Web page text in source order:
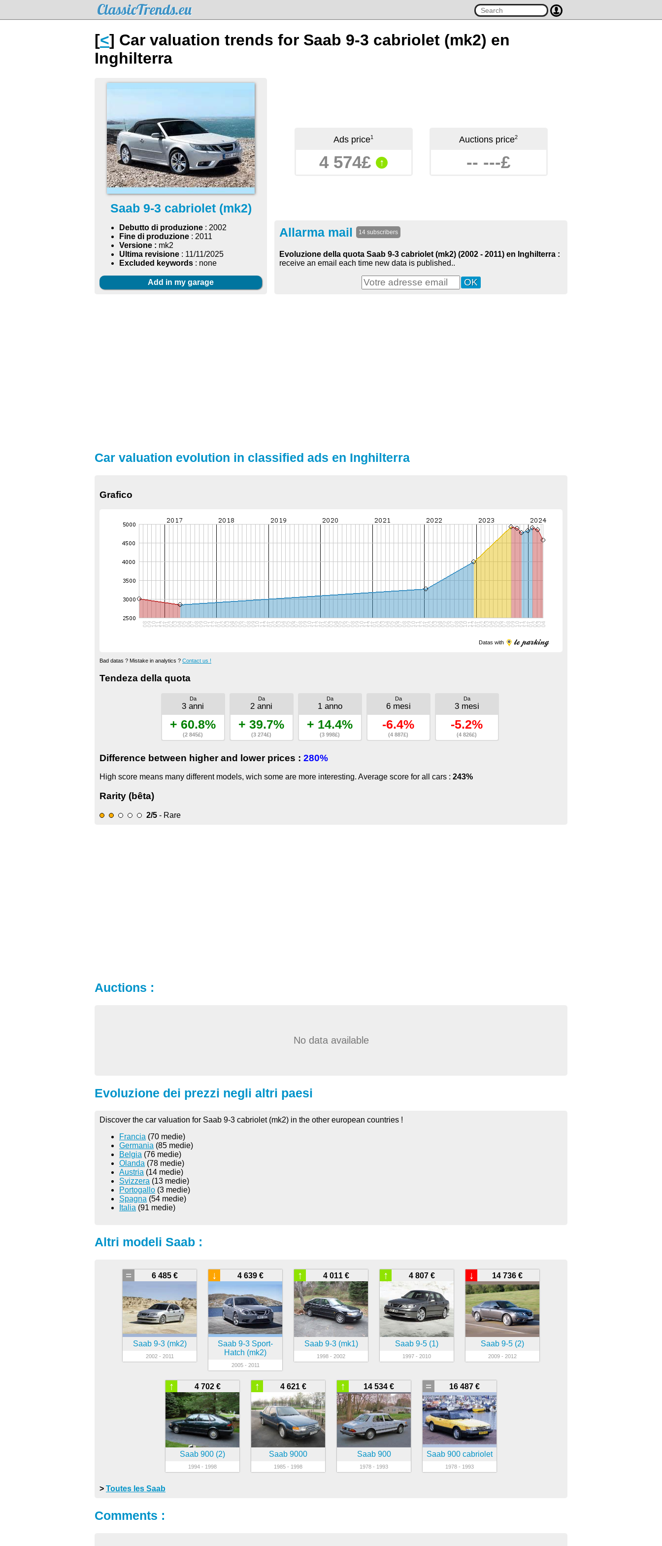
ClassicTrends.eu
[<] Car valuation trends for Saab 9-3 cabriolet (mk2) en
Inghilterra
Saab 9-3 cabriolet (mk2)
Debutto di produzione : 2002
Fine di produzione : 2011
Versione : mk2
Ultima revisione : 11/11/2025
Excluded keywords : none
Add in my garage
Ads price1
4 574£ ↑
Auctions price2
-- ---£
Allarma mail 14 subscribers
Evoluzione della quota Saab 9-3 cabriolet (mk2) (2002 - 2011) en Inghilterra :
receive an email each time new data is published..
Car valuation evolution in classified ads en Inghilterra
Grafico
Datas with
Bad datas ? Mistake in analytics ? Contact us !
Tendeza della quota
Da
3 anni
+ 60.8%
(2 845£)
Da
2 anni
+ 39.7%
(3 274£)
Da
1 anno
+ 14.4%
(3 998£)
Da
6 mesi
-6.4%
(4 887£)
Da
3 mesi
-5.2%
(4 826£)
Difference between higher and lower prices : 280%
High score means many different models, wich some are more interesting. Average score for all cars : 243%
Rarity (bêta)
2/5 - Rare
Auctions :
No data available
Evoluzione dei prezzi negli altri paesi
Discover the car valuation for Saab 9-3 cabriolet (mk2) in the other european countries !
Francia (70 medie)
Germania (85 medie)
Belgia (76 medie)
Olanda (78 medie)
Austria (14 medie)
Svizzera (13 medie)
Portogallo (3 medie)
Spagna (54 medie)
Italia (91 medie)
Altri modeli Saab :
6 485 €
=
Saab 9-3 (mk2)
2002 - 2011
4 639 €
↓
Saab 9-3 Sport-
Hatch (mk2)
2005 - 2011
4 011 €
↑
Saab 9-3 (mk1)
1998 - 2002
4 807 €
↑
Saab 9-5 (1)
1997 - 2010
14 736 €
↓
Saab 9-5 (2)
2009 - 2012
4 702 €
↑
Saab 900 (2)
1994 - 1998
4 621 €
↑
Saab 9000
1985 - 1998
14 534 €
↑
Saab 900
1978 - 1993
16 487 €
=
Saab 900 cabriolet
1978 - 1993
> Toutes les Saab
Comments :